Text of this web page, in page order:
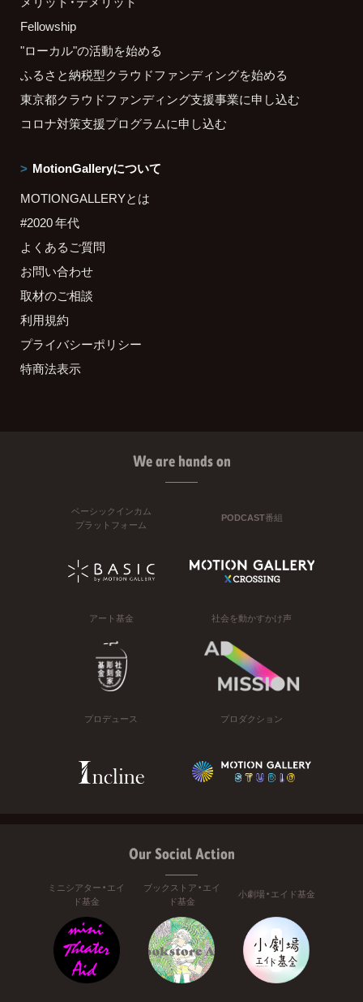
Fellowship
"ローカル"の活動を始める
ふるさと納税型クラウドファンディングを始める
東京都クラウドファンディング支援事業に申し込む
コロナ対策支援プログラムに申し込む
MotionGalleryについて
MOTIONGALLERYとは
#2020 年代
よくあるご質問
お問い合わせ
取材のご相談
利用規約
プライバシーポリシー
特商法表示
We are hands on
ベーシックインカム
プラットフォーム
PODCAST番組
アート基金 社会を動かすかけ声
プロデュース プロダクション
Our Social Action
ミニシアター・エイ
ド基金
ブックストア・エイ
ド基金
小劇場・エイド基金